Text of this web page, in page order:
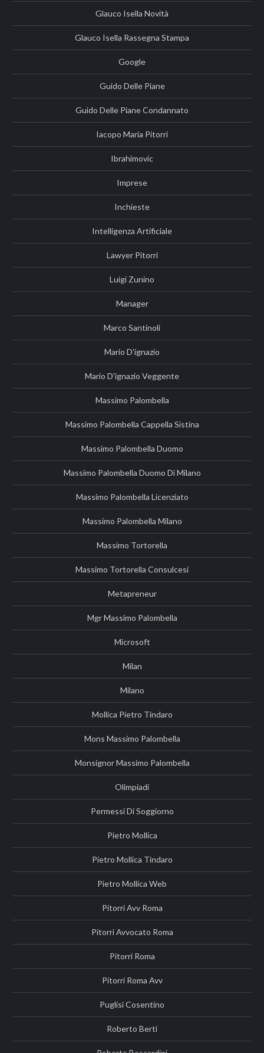
Glauco Isella Novità
Glauco Isella Rassegna Stampa
Google
Guido Delle Piane
Guido Delle Piane Condannato
Iacopo Maria Pitorri
Ibrahimovic
Imprese
Inchieste
Intelligenza Artificiale
Lawyer Pitorri
Luigi Zunino
Manager
Marco Santinoli
Mario D'ignazio
Mario D'ignazio Veggente
Massimo Palombella
Massimo Palombella Cappella Sistina
Massimo Palombella Duomo
Massimo Palombella Duomo Di Milano
Massimo Palombella Licenziato
Massimo Palombella Milano
Massimo Tortorella
Massimo Tortorella Consulcesi
Metapreneur
Mgr Massimo Palombella
Microsoft
Milan
Milano
Mollica Pietro Tindaro
Mons Massimo Palombella
Monsignor Massimo Palombella
Olimpiadi
Permessi Di Soggiorno
Pietro Mollica
Pietro Mollica Tindaro
Pietro Mollica Web
Pitorri Avv Roma
Pitorri Avvocato Roma
Pitorri Roma
Pitorri Roma Avv
Puglisi Cosentino
Roberto Berti